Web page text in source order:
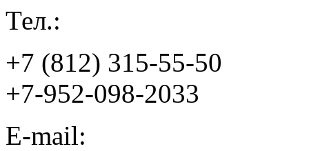
Тел.:
+7 (812) 315-55-50
+7-952-098-2033
E-mail: